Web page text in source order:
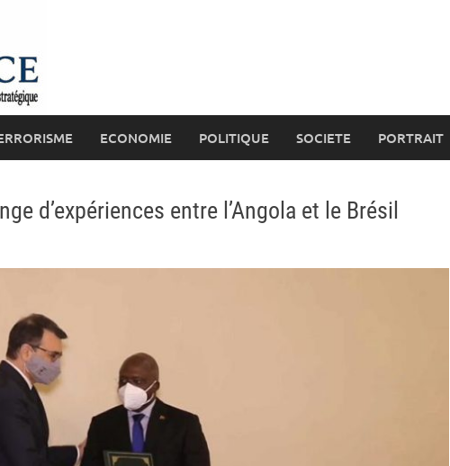
ECONOMIE POLITIQUE SOCIETE PORTRAIT
d’expériences entre l’Angola et le Brésil